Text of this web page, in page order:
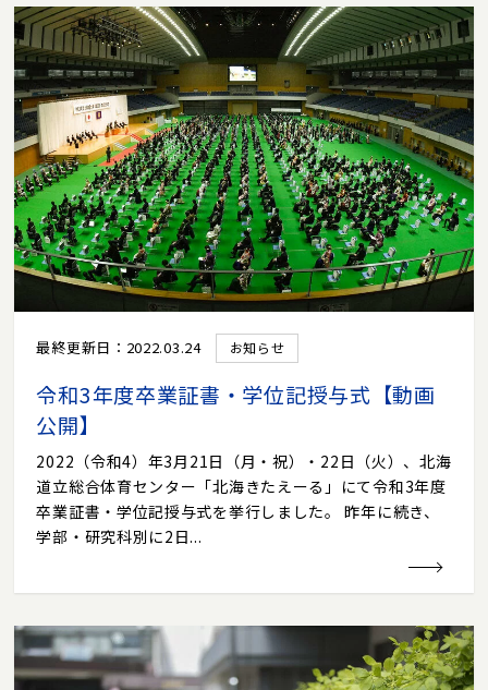
最終更新日：2022.03.24 お知らせ
令和3年度卒業証書・学位記授与式【動画
公開】
2022（令和4）年3月21日（月・祝）・22日（火）、北海
道立総合体育センター「北海きたえーる」にて令和3年度
卒業証書・学位記授与式を挙行しました。 昨年に続き、
学部・研究科別に2日...